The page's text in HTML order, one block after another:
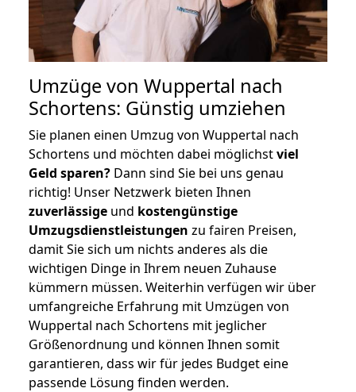
Umzüge von Wuppertal nach
Schortens: Günstig umziehen
Sie planen einen Umzug von Wuppertal nach
Schortens und möchten dabei möglichstviel
Geld sparen? Dann sind Sie bei uns genau
richtig! Unser Netzwerk bieten Ihnen
zuverlässige und kostengünstige
Umzugsdienstleistungen zu fairen Preisen,
damit Sie sich um nichts anderes als die
wichtigen Dinge in Ihrem neuen Zuhause
kümmern müssen. Weiterhin verfügen wir über
umfangreiche Erfahrung mit Umzügen von
Wuppertal nach Schortens mit jeglicher
Größenordnung und können Ihnen somit
garantieren, dass wir für jedes Budget eine
passende Lösung finden werden.